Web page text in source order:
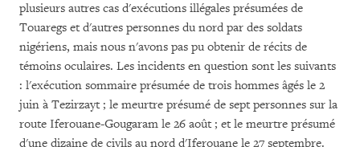
plusieurs autres cas d'exécutions illégales présumées de
Touaregs et d'autres personnes du nord par des soldats
nigériens, mais nous n'avons pas pu obtenir de récits de
témoins oculaires. Les incidents en question sont les suivants
: l'exécution sommaire présumée de trois hommes âgés le 2
juin à Tezirzayt ; le meurtre présumé de sept personnes sur la
route Iferouane-Gougaram le 26 août ; et le meurtre présumé
d'une dizaine de civils au nord d'Iferouane le 27 septembre.